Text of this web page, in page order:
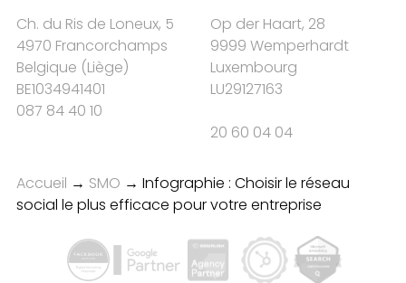
Ch. du Ris de Loneux, 5
4970 Francorchamps
Belgique (Liège)
BE1034941401
087 84 40 10
Op der Haart, 28
9999 Wemperhardt
Luxembourg
LU29127163
20 60 04 04
Accueil → SMO → Infographie : Choisir le réseau
social le plus efficace pour votre entreprise